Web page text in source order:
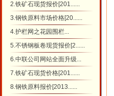
2.铁矿石现货报价[201......
3.钢铁原料市场价格[20......
4.护栏网之花园围栏...
5.不锈钢板卷现货报价[2......
6.中联公司网站全面升级...
7.铁矿石现货价格[201......
8.钢铁原料报价[2013......